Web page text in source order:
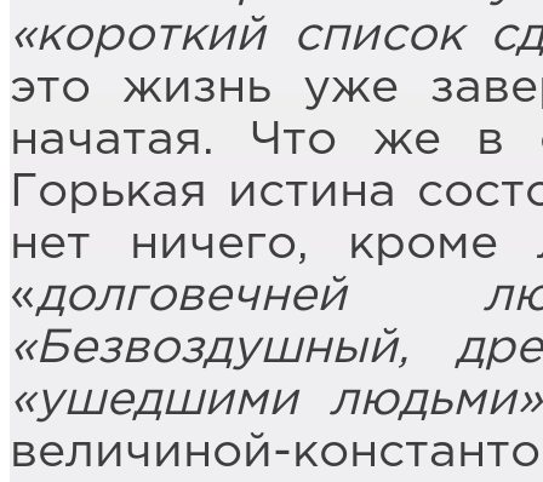
«короткий список
это жизнь уже
начатая. Что же в
Горькая истина
нет ничего, кроме
«
«Безвоздушный,
«ушедшими людьми»
величиной-